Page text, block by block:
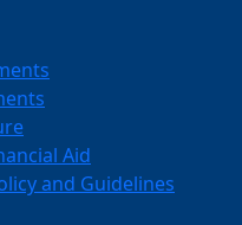
Aid
and Guidelines